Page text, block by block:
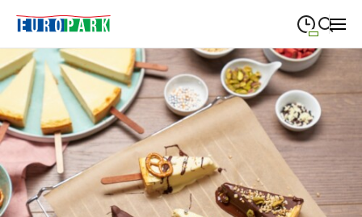
Suche schließen
Montag
MONTAG 09:00 —19:30
Dienstag
DIENSTAG 09:00—19:30
Mittwoch
MITTWOCH 09:00
Donnerstag
DONNERSTAG 09:00 —19:30